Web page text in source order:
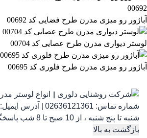
آباژور رو میزی مدرن طرح فضایی کد 00692
لوستر دیواری مدرن طرح عصایی کد 00704
آباژور رو میزی مدرن طرح فلوری کد 00695
شماره تماس: 02636121361
| آدرس ایمیل:
شنبه تا پنج شنبه ، از 10 صبح تا 8 شب پاسخگوی شما هستیم.
بازگشت به بالا